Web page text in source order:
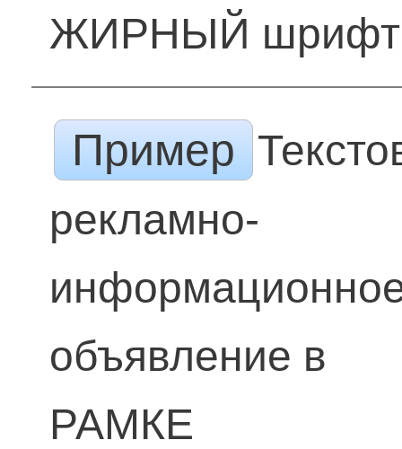
ЖИРНЫЙ шрифт
Пример
рекламно-
объявление в
РАМКЕ